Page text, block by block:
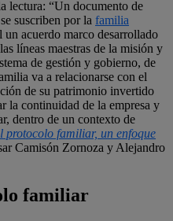
lectura: “Un documento de
suscriben por la familia
un acuerdo marco desarrollado
líneas maestras de la misión y
de gestión y gobierno, de
va a relacionarse con el
de su patrimonio invertido
la continuidad de la empresa y
dentro de un contexto de
protocolo familiar, un enfoque
Camisón Zornoza y Alejandro
familiar